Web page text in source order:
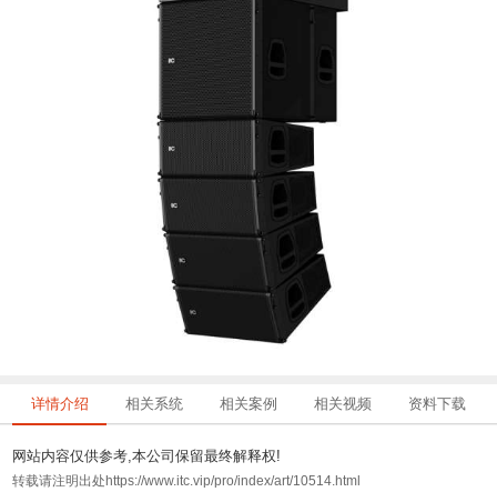
详情介绍 相关系统 相关案例 相关视频 资料下载
网站内容仅供参考,本公司保留最终解释权!
转载请注明出处https://www.itc.vip/pro/index/art/10514.html